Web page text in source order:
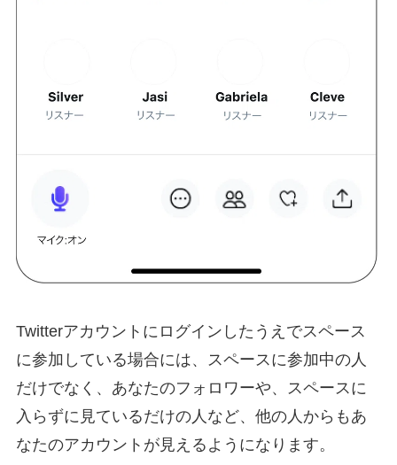
Twitterアカウントにログインしたうえでスペース
に参加している場合には、スペースに参加中の人
だけでなく、あなたのフォロワーや、スペースに
入らずに見ているだけの人など、他の人からもあ
なたのアカウントが見えるようになります。